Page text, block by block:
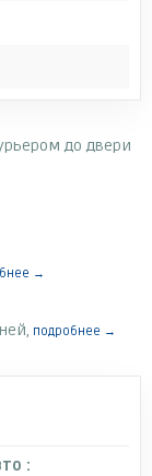
до двери
→
подробнее →
: